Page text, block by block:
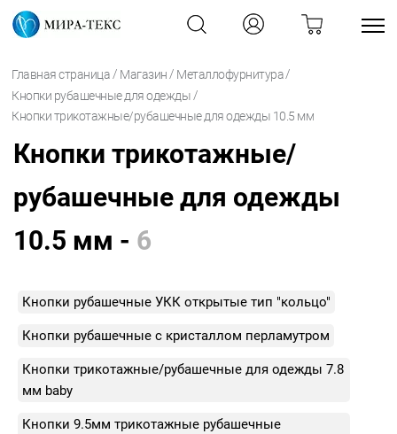
Главная страница / Магазин / Металлофурнитура /
Кнопки рубашечные для одежды /
Кнопки трикотажные/рубашечные для одежды 10.5 мм
Кнопки трикотажные/
рубашечные для одежды
10.5 мм - 6
Кнопки рубашечные УКК открытые тип "кольцо"
Кнопки рубашечные с кристаллом перламутром
Кнопки трикотажные/рубашечные для одежды 7.8
мм baby
Кнопки 9.5мм трикотажные рубашечные